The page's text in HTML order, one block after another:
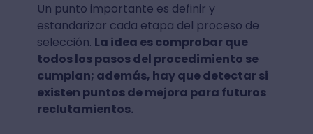
Un punto importante es definir y
estandarizar cada etapa del proceso de
selección. La idea es comprobar que
todos los pasos del procedimiento se
cumplan; además, hay que detectar si
existen puntos de mejora para futuros
reclutamientos.